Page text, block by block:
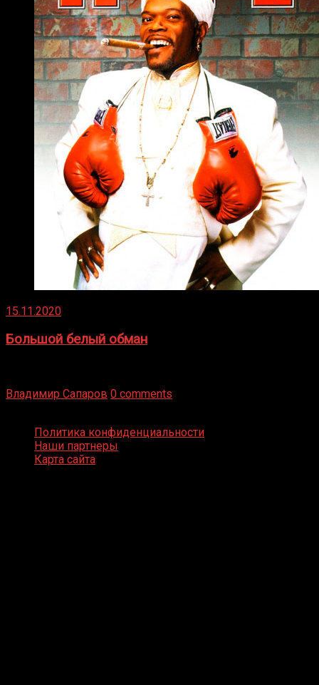
15.11.2020
Большой белый обман
Владимир Сапаров 0 comments
Политика конфиденциальности
Наши партнеры
Карта сайта